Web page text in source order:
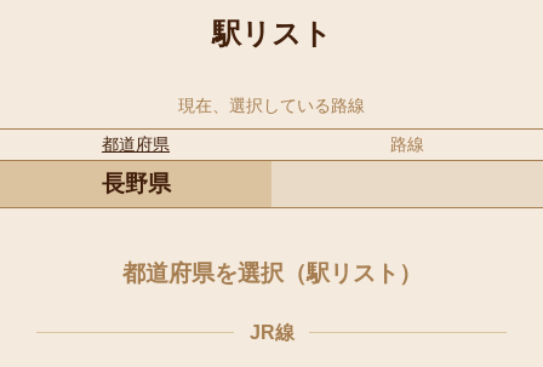
駅リスト
現在、選択している路線
都道府県
路線
長野県
都道府県を選択（駅リスト）
JR線